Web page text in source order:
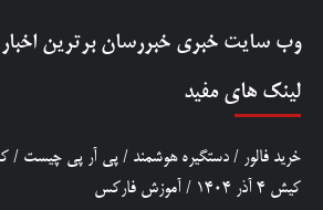
وب سایت خبری خبررسان برترین
لینک های مفید
خرید فالور / دستگیره هوشمند / پی آر پی چیست /
کیش 4 آذر 1404
/ آموزش فارکس